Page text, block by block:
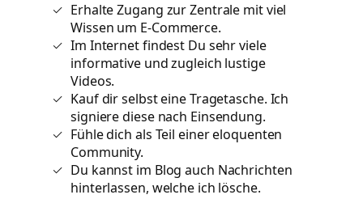
Erhalte Zugang zur Zentrale mit viel
Wissen um E-Commerce.
Im Internet findest Du sehr viele
informative und zugleich lustige
Videos.
Kauf dir selbst eine Tragetasche. Ich
signiere diese nach Einsendung.
Fühle dich als Teil einer eloquenten
Community.
Du kannst im Blog auch Nachrichten
hinterlassen, welche ich lösche.